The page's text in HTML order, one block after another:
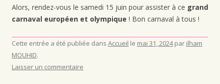
Alors, rendez-vous le samedi 15 juin pour assister à ce grand
carnaval européen et olympique ! Bon carnaval à tous !
Cette entrée a été publiée dans Accueil le mai 31, 2024 par ilham
MOUHID.
Laisser un commentaire